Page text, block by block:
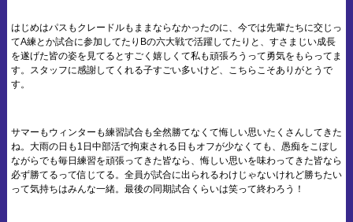
はじめはパスもクレードルもままならなかったのに、今では先輩たちに交じっ
てA練とか試合に参加してたりBの六大戦で活躍してたりと、すさまじい成長
を遂げた皆の姿を見てるとすごく嬉しくて私も頑張ろうって勇気をもらってま
す。スタッフに感謝してくれる子すごい多いけど、こちらこそありがとうで
す。
サマーもウィンターも練習試合も全然勝てなくて悔しい思いたくさんしてきた
ね。大雨の日も1日中部活で拘束される日もオフが少なくても、愚痴をこぼし
ながらでも毎日練習を頑張ってきた皆なら、悔しい思いを味わってきた皆なら
必ず勝てるって信じてる。全員が試合に出られるわけじゃないけれど勝ちたい
って気持ちはみんな一緒。最後の同期試合くらいは笑って終わろう！